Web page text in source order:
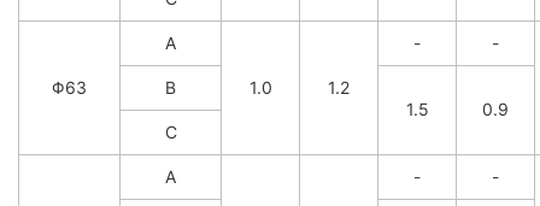
Φ63
A
1.0 1.2
- -
B
1.5
0.9
C
A - -